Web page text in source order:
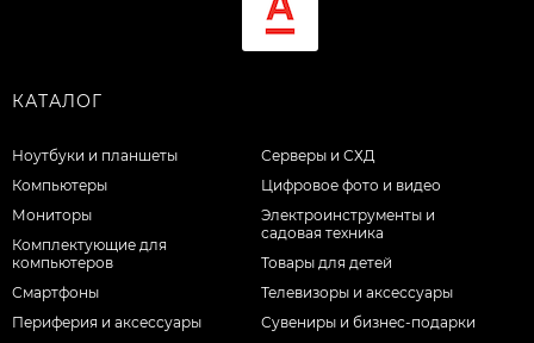
КАТАЛОГ
Ноутбуки и планшеты
Компьютеры
Мониторы
Комплектующие для
компьютеров
Смартфоны
Периферия и аксессуары
Серверы и СХД
Цифровое фото и видео
Электроинструменты и
садовая техника
Товары для детей
Телевизоры и аксессуары
Сувениры и бизнес-подарки